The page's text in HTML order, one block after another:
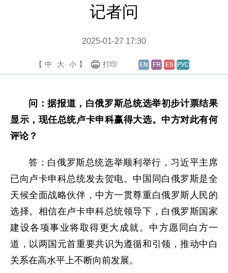
记者问
2025-01-27 17:30
【 中 大 小 】 打印
问：据报道，白俄罗斯总统选举初步计票结果
显示，现任总统卢卡申科赢得大选。中方对此有何
评论？
答：白俄罗斯总统选举顺利举行，习近平主席
已向卢卡申科总统发去贺电。中国同白俄罗斯是全
天候全面战略伙伴，中方一贯尊重白俄罗斯人民的
选择。相信在卢卡申科总统领导下，白俄罗斯国家
建设各项事业将取得更大成就。中方愿同白方一
道，以两国元首重要共识为遵循和引领，推动中白
关系在高水平上不断向前发展。